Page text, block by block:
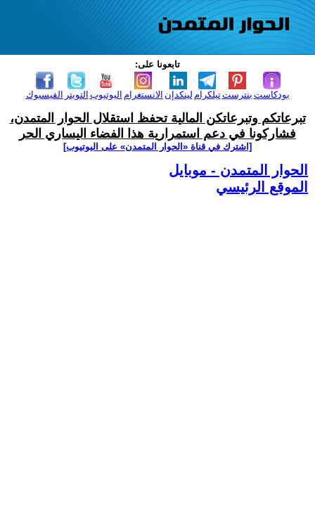
تابعونا على:
الفيسبوك التويتر اليوتيوب الانستغرام لينكدإن تيلكرامبنترست بودكاست
تبرعاتكم وتبرعاتكن المالية تحفظ استقلال الحوار المتمدن،
فشاركونا في دعم استمرارية هذا الفضاء اليساري الحر
[اشترك في قناة ‫«الحوار المتمدن» على اليوتيوب]
الحوار المتمدن - موبايل
الموقع الرئيسي